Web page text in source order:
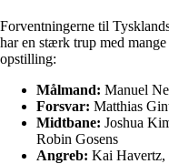
Forventningerne til
har en stærk trup med
opstilling:
Målmand: Manuel
Forsvar: Matthias
Midtbane: Joshua
Robin Gosens
Angreb: Kai Havertz,